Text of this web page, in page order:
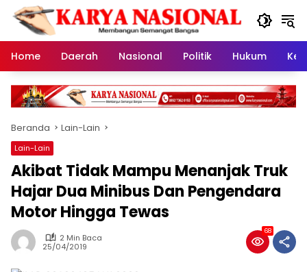
Langsung
konten
Home
Daerah Nasional Politik Hukum
Beranda Lain-Lain
Lain-Lain
Akibat Tidak Mampu Menanjak Truk
Hajar Dua Minibus Dan Pengendara
Motor Hingga Tewas
2 Min Baca
25/04/2019
68